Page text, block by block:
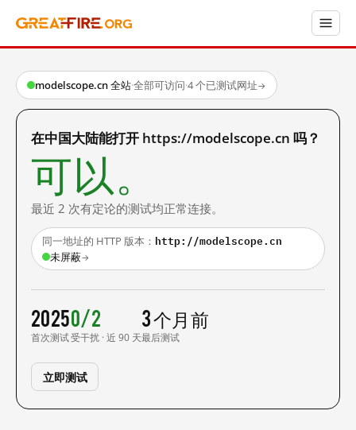
modelscope.cn 全站·全部可访问·4 个已测试网址→
在中国大陆能打开 https://modelscope.cn 吗？
可以。
最近 2 次有定论的测试均正常连接。
同一地址的 HTTP 版本： http://modelscope.cn
未屏蔽→
2025
首次测试
0/2
受干扰 · 近 90 天
3 个月前
最后测试
立即测试